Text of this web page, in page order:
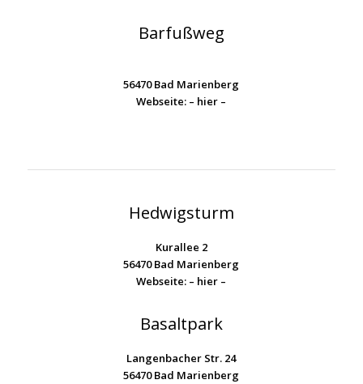
Barfußweg
56470 Bad Marienberg
Webseite: – hier –
Hedwigsturm
Kurallee 2
56470 Bad Marienberg
Webseite: – hier –
Basaltpark
Langenbacher Str. 24
56470 Bad Marienberg